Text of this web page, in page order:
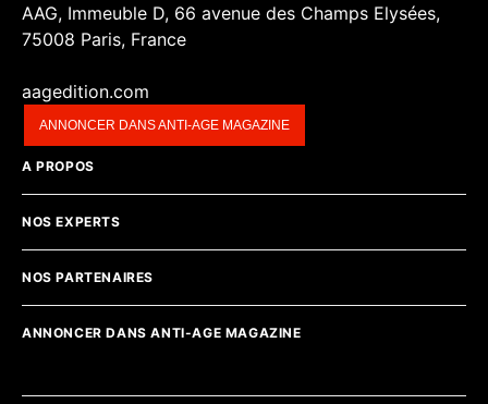
AAG, Immeuble D, 66 avenue des Champs Elysées,
75008 Paris, France
aagedition.com
ANNONCER DANS ANTI-AGE MAGAZINE
A PROPOS
NOS EXPERTS
NOS PARTENAIRES
ANNONCER DANS ANTI-AGE MAGAZINE